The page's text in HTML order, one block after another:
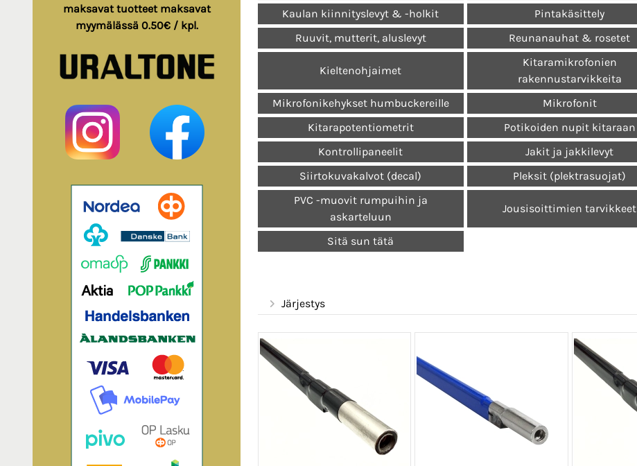
maksavat tuotteet maksavat
myymälässä 0.50€ / kpl.
Kaulan kiinnityslevyt & -holkit Pintakäsittely
Ruuvit, mutterit, aluslevyt
Reunanauhat & rosetet
Kieltenohjaimet
Kitaramikrofonien
rakennustarvikkeita
Mikrofonikehykset humbuckereille Mikrofonit
Kitarapotentiometrit
Potikoiden nupit kitaraan
Kontrollipaneelit
Jakit ja jakkilevyt
Siirtokuvakalvot (decal)
Pleksit (plektrasuojat)
PVC -muovit rumpuihin ja
askarteluun
Jousisoittimien tarvikkeet
Sitä sun tätä
Järjestys